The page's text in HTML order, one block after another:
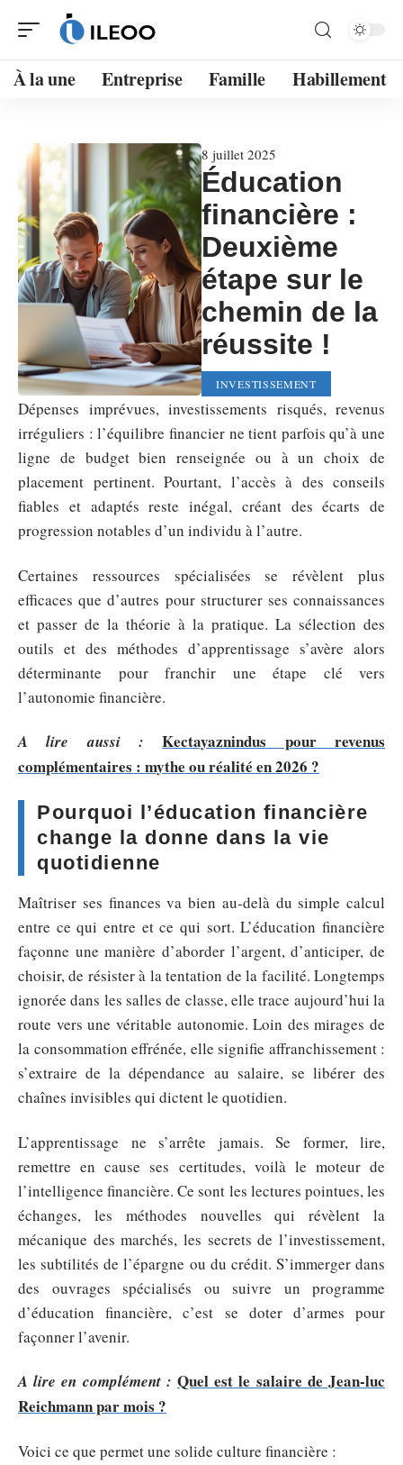
À la une Entreprise Famille Habillement
8 juillet 2025
Éducation
financière :
Deuxième
étape sur le
chemin de la
réussite !
INVESTISSEMENT
Dépenses imprévues, investissements risqués, revenus
irréguliers : l’équilibre financier ne tient parfois qu’à une
ligne de budget bien renseignée ou à un choix de
placement pertinent. Pourtant, l’accès à des conseils
fiables et adaptés reste inégal, créant des écarts de
progression notables d’un individu à l’autre.
Certaines ressources spécialisées se révèlent plus
efficaces que d’autres pour structurer ses connaissances
et passer de la théorie à la pratique. La sélection des
outils et des méthodes d’apprentissage s’avère alors
déterminante pour franchir une étape clé vers
l’autonomie financière.
A lire aussi :
Kectayaznindus pour revenus
complémentaires : mythe ou réalité en 2026 ?
Pourquoi l’éducation financière
change la donne dans la vie
quotidienne
Maîtriser ses finances va bien au-delà du simple calcul
entre ce qui entre et ce qui sort. L’éducation financière
façonne une manière d’aborder l’argent, d’anticiper, de
choisir, de résister à la tentation de la facilité. Longtemps
ignorée dans les salles de classe, elle trace aujourd’hui la
route vers une véritable autonomie. Loin des mirages de
la consommation effrénée, elle signifie affranchissement :
s’extraire de la dépendance au salaire, se libérer des
chaînes invisibles qui dictent le quotidien.
L’apprentissage ne s’arrête jamais. Se former, lire,
remettre en cause ses certitudes, voilà le moteur de
l’intelligence financière. Ce sont les lectures pointues, les
échanges, les méthodes nouvelles qui révèlent la
mécanique des marchés, les secrets de l’investissement,
les subtilités de l’épargne ou du crédit. S’immerger dans
des ouvrages spécialisés ou suivre un programme
d’éducation financière, c’est se doter d’armes pour
façonner l’avenir.
A lire en complément : Quel est le salaire de Jean-luc
Reichmann par mois ?
Voici ce que permet une solide culture financière :